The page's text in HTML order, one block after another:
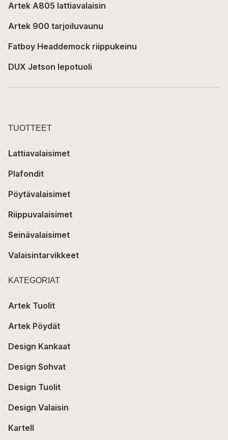
Artek A805 lattiavalaisin
Artek 900 tarjoiluvaunu
Fatboy Headdemock riippukeinu
DUX Jetson lepotuoli
TUOTTEET
Lattiavalaisimet
Plafondit
Pöytävalaisimet
Riippuvalaisimet
Seinävalaisimet
Valaisintarvikkeet
KATEGORIAT
Artek Tuolit
Artek Pöydät
Design Kankaat
Design Sohvat
Design Tuolit
Design Valaisin
Kartell